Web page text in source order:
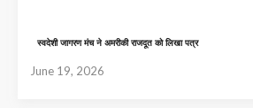
स्वदेशी जागरण मंच ने अमरीकी राजदूत को लिखा पत्र
June 19, 2026